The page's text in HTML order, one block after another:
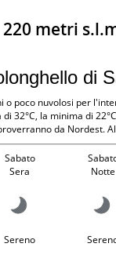
220 metri
di
o poco nuvolosi per
32°C, la minima di
da Nordest.
Sabato
Sera
Notte
Sereno